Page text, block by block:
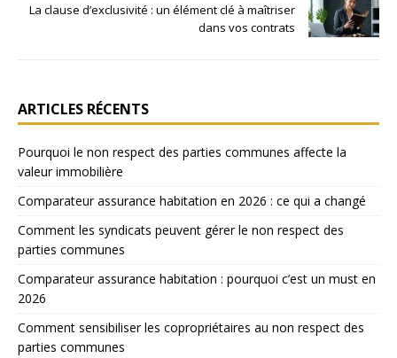
La clause d’exclusivité : un élément clé à maîtriser
dans vos contrats
ARTICLES RÉCENTS
Pourquoi le non respect des parties communes affecte la
valeur immobilière
Comparateur assurance habitation en 2026 : ce qui a changé
Comment les syndicats peuvent gérer le non respect des
parties communes
Comparateur assurance habitation : pourquoi c’est un must en
2026
Comment sensibiliser les copropriétaires au non respect des
parties communes